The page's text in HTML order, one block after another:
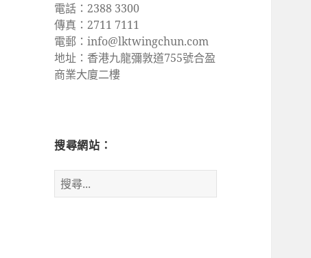
電話：2388 3300
傳真：2711 7111
電郵：info@lktwingchun.com
地址：香港九龍彌敦道755號合盈
商業大廈二樓
搜尋網站：
搜
尋